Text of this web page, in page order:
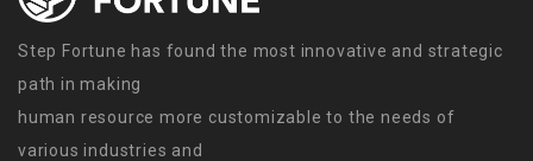
Step Fortune has found the most innovative and strategic
path in making
human resource more customizable to the needs of
various industries and